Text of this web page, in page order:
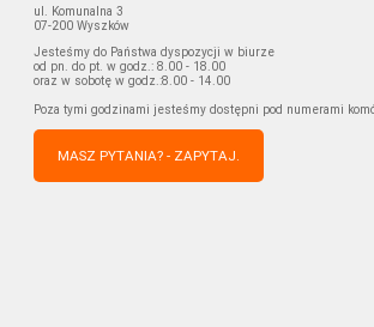
ul. Komunalna 3
07-200 Wyszków
Jesteśmy do Państwa dyspozycji w biurze
od pn. do pt. w godz.: 8.00 - 18.00
oraz w sobotę w godz.:8.00 - 14.00
Poza tymi godzinami jesteśmy dostępni pod numerami
MASZ PYTANIA? - ZAPYTAJ.